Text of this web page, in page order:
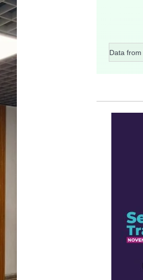
Data from